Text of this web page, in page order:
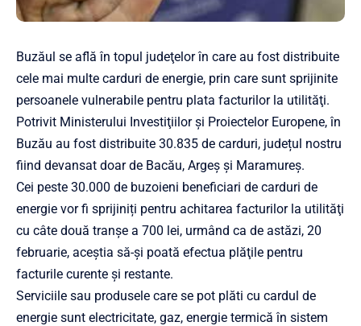
Buzăul se află în topul judeţelor în care au fost distribuite
cele mai multe carduri de energie, prin care sunt sprijinite
persoanele vulnerabile pentru plata facturilor la utilităţi.
Potrivit Ministerului Investiţiilor şi Proiectelor Europene, în
Buzău au fost distribuite 30.835 de carduri, județul nostru
fiind devansat doar de Bacău, Argeş și Maramureș.
Cei peste 30.000 de buzoieni beneficiari de carduri de
energie vor fi sprijiniți pentru achitarea facturilor la utilităţi
cu câte două tranşe a 700 lei, urmând ca de astăzi, 20
februarie, aceștia să-și poată efectua plăţile pentru
facturile curente şi restante.
Serviciile sau produsele care se pot plăti cu cardul de
energie sunt electricitate, gaz, energie termică în sistem